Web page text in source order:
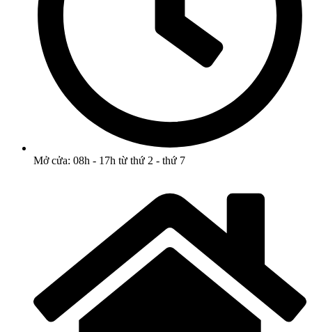
Mở cửa: 08h - 17h từ thứ 2 - thứ 7